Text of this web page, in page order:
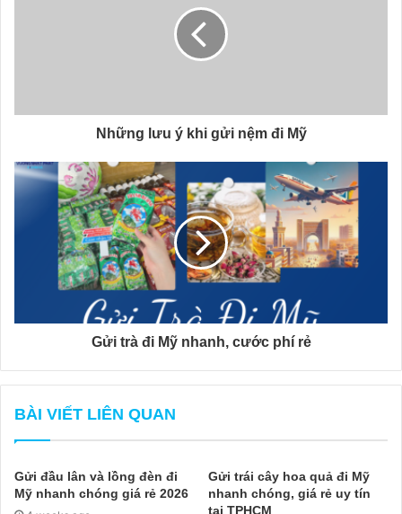
Những lưu ý khi gửi nệm đi Mỹ
Gửi trà đi Mỹ nhanh, cước phí rẻ
BÀI VIẾT LIÊN QUAN
Gửi đầu lân và lồng đèn đi
Mỹ nhanh chóng giá rẻ 2026
Gửi trái cây hoa quả đi Mỹ
nhanh chóng, giá rẻ uy tín
tại TPHCM